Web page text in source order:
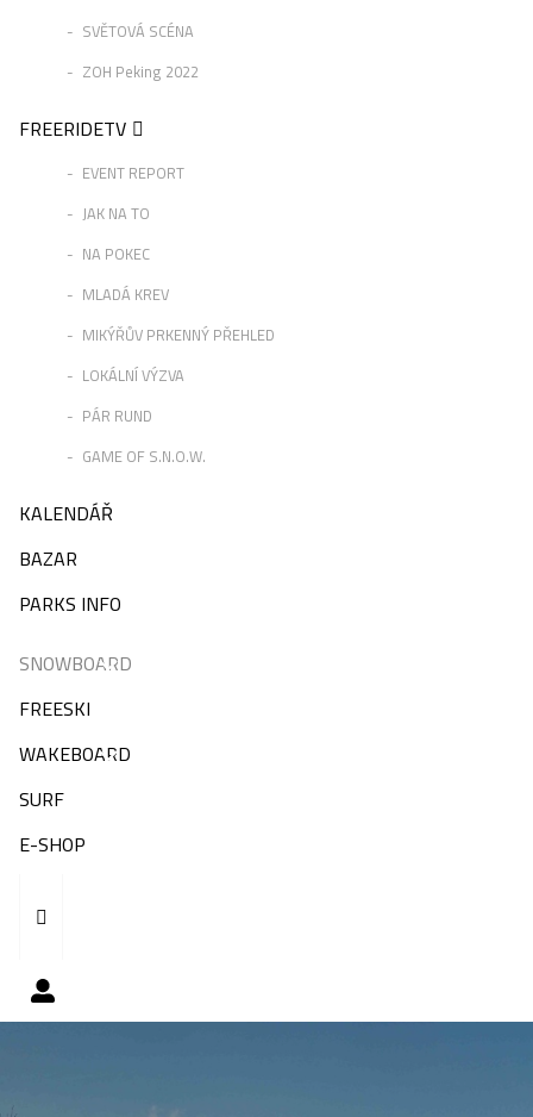
SVĚTOVÁ SCÉNA
ZOH Peking 2022
FREERIDETV
EVENT REPORT
JAK NA TO
NA POKEC
MLADÁ KREV
MIKÝŘŮV PRKENNÝ PŘEHLED
LOKÁLNÍ VÝZVA
PÁR RUND
GAME OF S.N.O.W.
KALENDÁŘ
BAZAR
PARKS INFO
SNOWBOARD
FREESKI
WAKEBOARD
SURF
E-SHOP